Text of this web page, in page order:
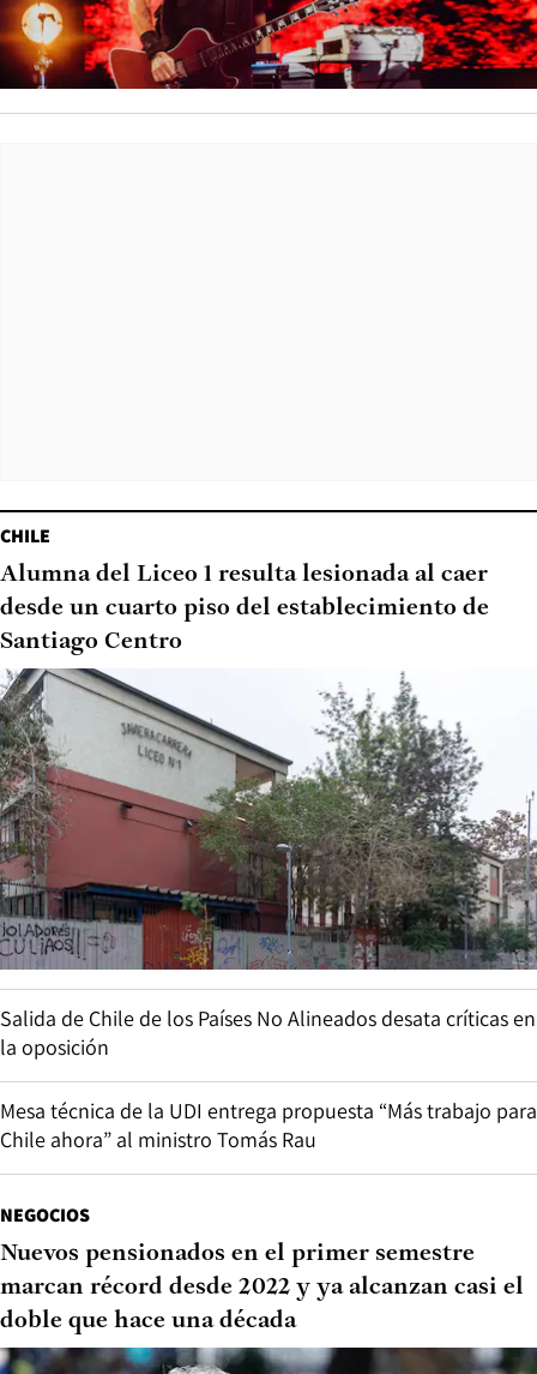
CHILE
Alumna del Liceo 1 resulta lesionada al caer
desde un cuarto piso del establecimiento de
Santiago Centro
Salida de Chile de los Países No Alineados desata críticas en
la oposición
Mesa técnica de la UDI entrega propuesta “Más trabajo para
Chile ahora” al ministro Tomás Rau
NEGOCIOS
Nuevos pensionados en el primer semestre
marcan récord desde 2022 y ya alcanzan casi el
doble que hace una década